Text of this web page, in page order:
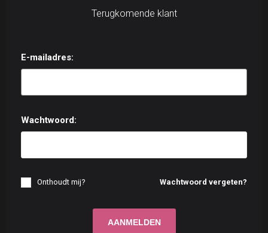
Terugkomende klant
E-mailadres:
Wachtwoord:
Wachtwoord vergeten?
Onthoudt mij?